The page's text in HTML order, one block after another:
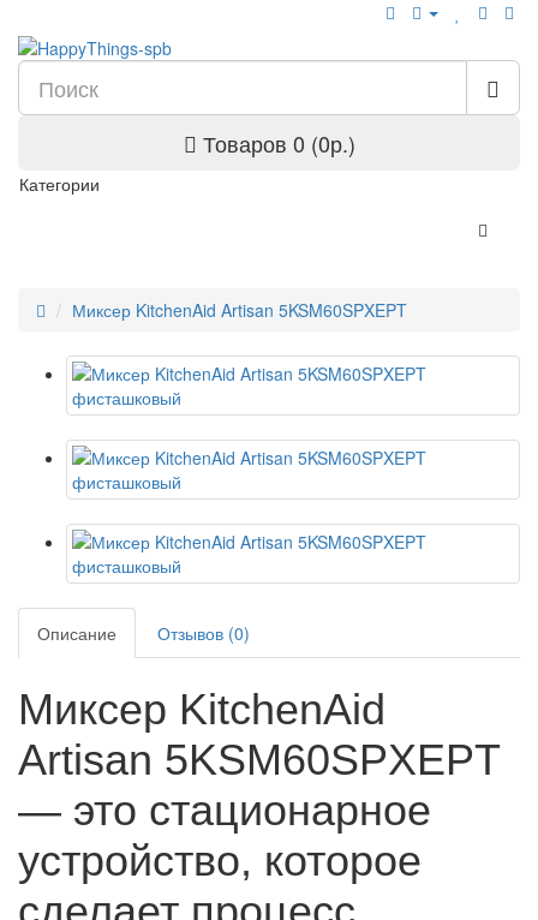
Товаров 0 (0р.)
Категории
Миксер KitchenAid Artisan 5KSM60SPXEPT
Описание Отзывов (0)
Миксер KitchenAid
Artisan 5KSM60SPXEPT
— это стационарное
устройство, которое